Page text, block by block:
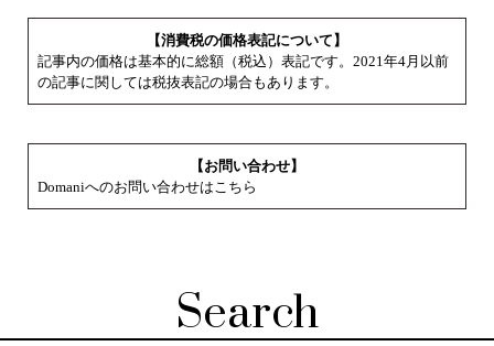
【消費税の価格表記について】
記事内の価格は基本的に総額（税込）表記です。2021年4月以前
の記事に関しては税抜表記の場合もあります。
【お問い合わせ】
Domaniへのお問い合わせはこちら
Search